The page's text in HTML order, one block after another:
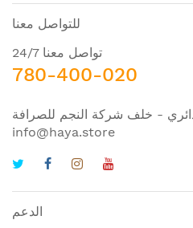
للتواصل معنا
تواصل معنا 24/7
780-400-020
- خلف شركة النجم للصرافة
info@haya.store
الدعم